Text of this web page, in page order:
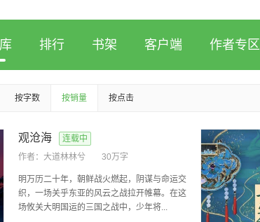
排行 书架 客户端 作者专区
按字数 按销量 按点击
观沧海
连载中
作者： 大道林林兮 30万字
明万历二十年，朝鲜战火燃起，阴谋与命运交
织，一场关乎东亚的风云之战拉开帷幕。在这
场攸关大明国运的三国之战中，少年将...